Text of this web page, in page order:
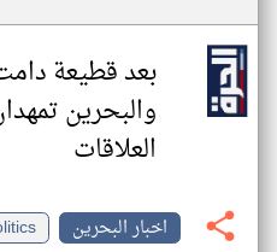
والبحرين
العلاقات
اخبار البحرين